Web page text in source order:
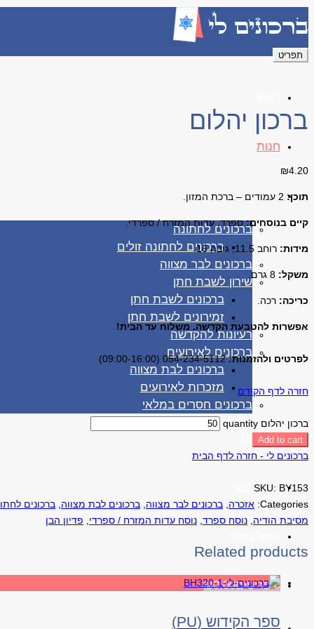
תפריט
חנות
ברכונים
ברכונים לחתונה
ברכונים לחתונה זולים
ברכונים לבר מצווה
שירון לשבת חתן
ברכונים לשבת חתן
זמירונים לשבת חתן
רעיונות להקדשה
ברכונים לאירועים
ברכונים לבת מצווה
מזכרות לאירועים
ברכונים חסרים במלאי
אודותינו
יצירת קשר
0 פריטים ₪0.00
ברכון יהלום
₪4.20
תוכן: ברכת המזון.
קיים בנוסחים:ספרד, עדות המזרח / ספרדי.
מידות: רוחב 11.5, גובה 16.
משקל: 8 גרם.
כריכה: רכה.
אפשרות להטבעת הקדשה. משלוח עד הבית!
לפרטים ולהזמנות:054-234-5112 (09:00-16:00)
חזרה לדף הקודם
ברכון יהלום quantity
Add to cart
ברכונים לי - חזרה לדף הבית
SKU: BY153
Categories: אזכרה ברכונים לבר מצווה ברכונים לבת מצווה ברכונים
מסיבת הודיה נוסח ספרד נוסח עדות המזרח / ספרדי פדיון הבן
Related products
ספר הקידוש (PU)